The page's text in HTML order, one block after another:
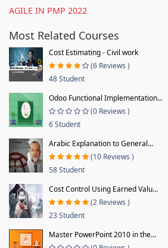
AGILE IN PMP 2022
Most Related Courses
Cost Estimating - Civil work
(6 Reviews )
48 Student
Odoo Functional Implementation...
(0 Reviews )
6 Student
Arabic Explanation to General...
(10 Reviews )
58 Student
Cost Control Using Earned Valu...
(2 Reviews )
23 Student
Master PowerPoint 2010 in the...